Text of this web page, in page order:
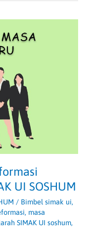
UI SOSHUM
/ Bimbel simak ui,
, masa
SIMAK UI soshum,